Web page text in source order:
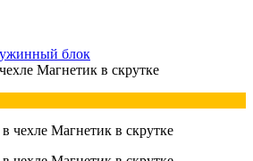
блок
Магнетик в скрутке